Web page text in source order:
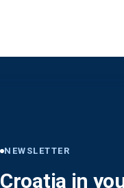
NEWSLETTER
Croatia in